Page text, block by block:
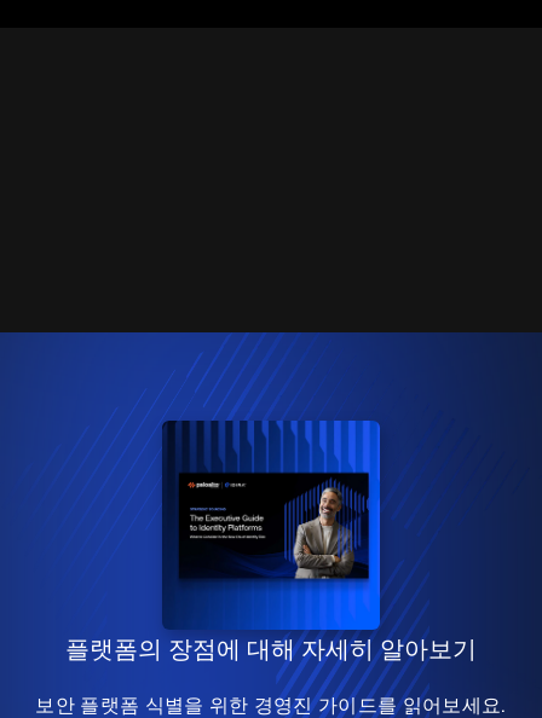
플랫폼의 장점에 대해 자세히 알아보기
보안 플랫폼 식별을 위한 경영진 가이드를 읽어보세요.